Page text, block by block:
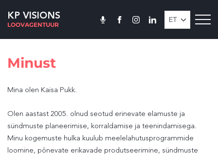
KP VISIONS
LOOVAGENTUUR
ET
Minust
Mina olen Kaisa Pukk.
Olen aastast 2005. olnud seotud erinevate elamuste ja
sündmuste planeerimise, korraldamise ja teenindamisega.
Minu kogemuste hulka kuulub meelelahutusprogrammide
loomine, põnevate erikavade produtseerimine, sündmuste